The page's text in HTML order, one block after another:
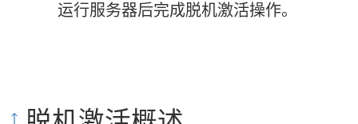
运行服务器后完成脱机激活操作。